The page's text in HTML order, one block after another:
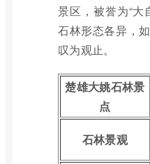
景区，被誉为“大
石林形态各异，
叹为观止。
楚雄大姚石林景
点
石林景观